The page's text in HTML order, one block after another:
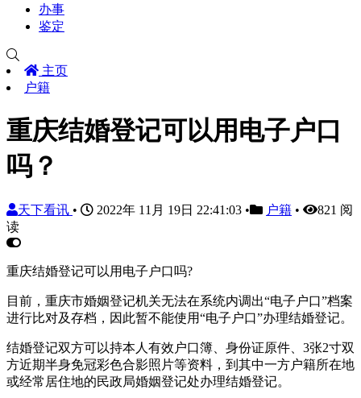
办事
鉴定
主页
户籍
重庆结婚登记可以用电子户口
吗？
天下看讯 • 2022年 11月 19日 22:41:03 • 户籍 •
821 阅
读
重庆结婚登记可以用电子户口吗?
目前，重庆市婚姻登记机关无法在系统内调出“电子户口”档案
进行比对及存档，因此暂不能使用“电子户口”办理结婚登记。
结婚登记双方可以持本人有效户口簿、身份证原件、3张2寸双
方近期半身免冠彩色合影照片等资料，到其中一方户籍所在地
或经常居住地的民政局婚姻登记处办理结婚登记。